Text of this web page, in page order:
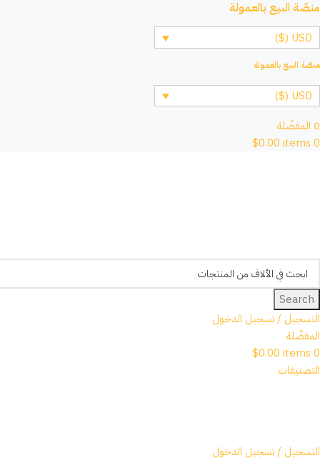
منصّة البيع بالعمولة
USD ($)
منصّة البيع بالعمولة
USD ($)
0 المفضّلة
0
items
$0.00
Search
التسجيل / تسجيل الدخول
المفضّلة
0
items
$0.00
التصنيفات
التسجيل / تسجيل الدخول